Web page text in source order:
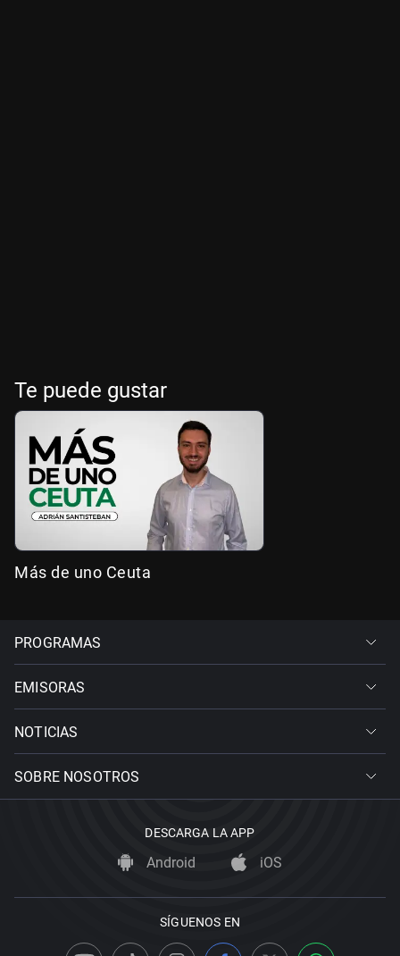
Te puede gustar
Más de uno Ceuta
PROGRAMAS
EMISORAS
NOTICIAS
SOBRE NOSOTROS
DESCARGA LA APP
Android iOS
SÍGUENOS EN